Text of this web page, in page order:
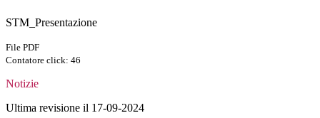
STM_Presentazione
File PDF
Contatore click: 46
Notizie
Ultima revisione il 17-09-2024